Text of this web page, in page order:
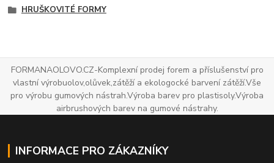
HRUŠKOVITÉ FORMY
FORMANAOLOVO.CZ-Komplexní prodej forem a příslušenství pro
vlastní výrobuolov,olůvek,zátěží a ekologocké barvení zátěží.Vše
pro výrobu gumových nástrah.Výroba barev pro plastisoly.Výroba
airbrushových barev na gumové nástrahy.
INFORMACE PRO ZÁKAZNÍKY